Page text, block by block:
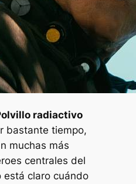
radiactivo
bastante tiempo,
muchas más
centrales del
está claro cuándo